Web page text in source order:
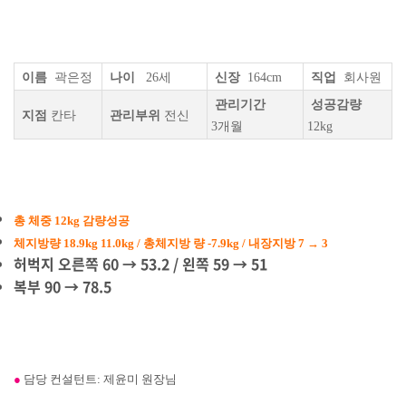
이름 곽은정 나이 26세 신장164cm 직업 회사원
지점 칸타 관리부위 전신
관리기간
3개월
성공감량
12kg
총 체중 12kg 감량성공
체지방량 18.9kg 11.0kg / 총체지방 량 -7.9kg / 내장지방 7 → 3
허벅지 오른쪽 60 → 53.2 / 왼쪽 59→ 51
복부 90→ 78.5
● 담당 컨설턴트: 제윤미 원장님